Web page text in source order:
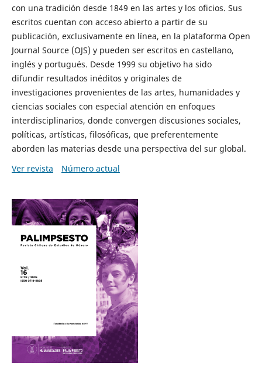
con una tradición desde 1849 en las artes y los oficios. Sus
escritos cuentan con acceso abierto a partir de su
publicación, exclusivamente en línea, en la plataforma Open
Journal Source (OJS) y pueden ser escritos en castellano,
inglés y portugués. Desde 1999 su objetivo ha sido
difundir resultados inéditos y originales de
investigaciones provenientes de las artes, humanidades y
ciencias sociales con especial atención en enfoques
interdisciplinarios, donde convergen discusiones sociales,
políticas, artísticas, filosóficas, que preferentemente
aborden las materias desde una perspectiva del sur global.
Ver revista
Número actual